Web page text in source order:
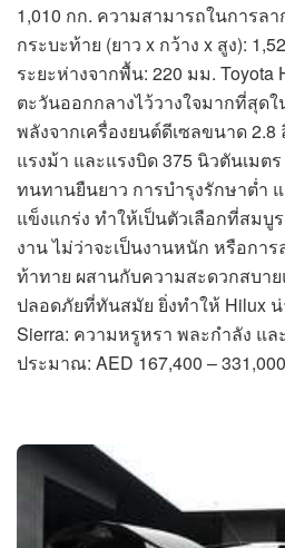
1,010 กก. ความสามารถในการล
กระบะท้าย (ยาว x กว้าง x สูง):
ระยะห่างจากพื้น: 220 มม.
ตะวันออกกลางไว้วางใจมากที่สุด
พลังจากเครื่องยนต์ดีเซลขนาด
แรงม้า และแรงบิด 375 นิวตันเมต
ทนทานยืนยาว การบำรุงรักษาต่ำ
แข็งแกร่ง ทำให้เป็นตัวเลือกที่สม
งาน ไม่ว่าจะเป็นงานหนัก หรือกา
ท้าทาย ผสานกับความสะดวกสบา
ปลอดภัยที่ทันสมัย ยิ่งทำให้ Hilux น่
Sierra: ความหรูหรา พละกำลัง แ
ประมาณ: AED 167,400 – 331,000